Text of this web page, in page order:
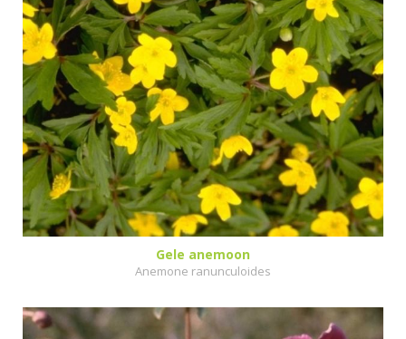
Gele anemoon
Anemone ranunculoides